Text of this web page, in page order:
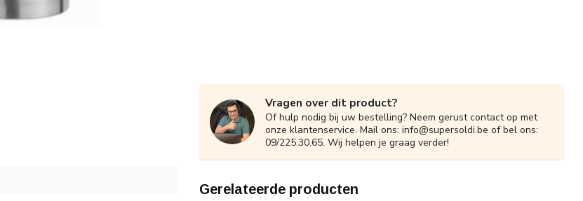
Vragen over dit product?
Of hulp nodig bij uw bestelling? Neem gerust contact op met
onze klantenservice. Mail ons: info@supersoldi.be of bel ons:
09/225.30.65. Wij helpen je graag verder!
Gerelateerde producten